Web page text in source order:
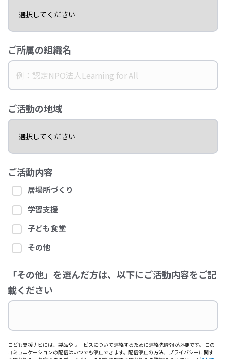
ご所属の組織名
ご活動の地域
ご活動内容
居場所づくり
学習支援
子ども食堂
その他
「その他」を選んだ方は、以下にご活動内容をご記
載ください
こども支援ナビには、製品やサービスについて連絡するために連絡先情報が必要です。 この
コミュニケーションの配信はいつでも停止できます。配信停止の方法、プライバシーに関す